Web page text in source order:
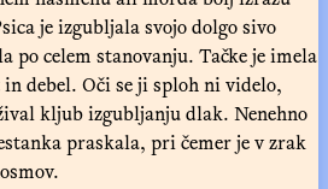
je izgubljala svojo dolgo sivo
po celem stanovanju. Tačke je imela
debel. Oči se ji sploh ni videlo,
kljub izgubljanju dlak. Nenehno
praskala, pri čemer je v zrak